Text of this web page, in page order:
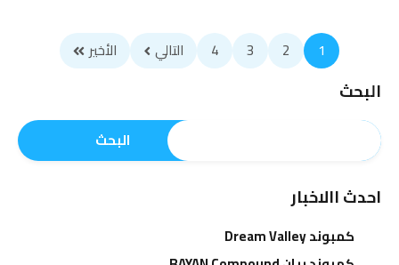
1
2
3
4 التالي الأخير
البحث
البحث
احدث االاخبار
كمبوند Dream Valley